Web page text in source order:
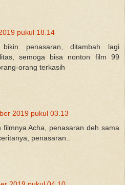
pukul 18.14
penasaran, ditambah lagi
semoga bisa nonton film 99
orang terkasih
2019 pukul 03.13
Acha, penasaran deh sama
penasaran..